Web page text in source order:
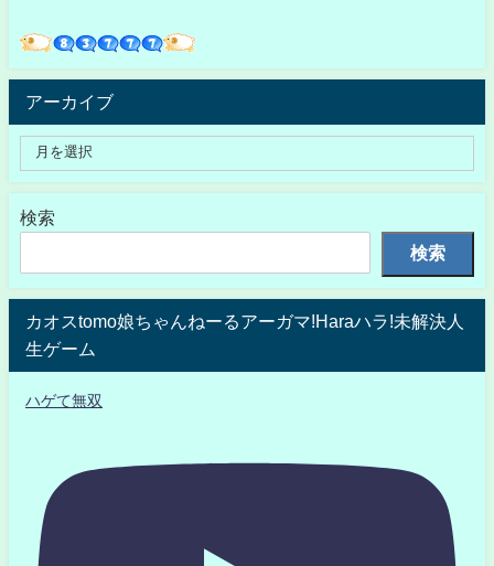
アーカイブ
検索
検索
カオスtomo娘ちゃんねーるアーガマ!Haraハラ!未解決人
生ゲーム
ハゲて無双